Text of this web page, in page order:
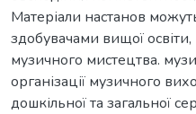
Матеріали настанов
здобувачами вищої
музичного мистецтва.
організації музичного
дошкільної та загальної